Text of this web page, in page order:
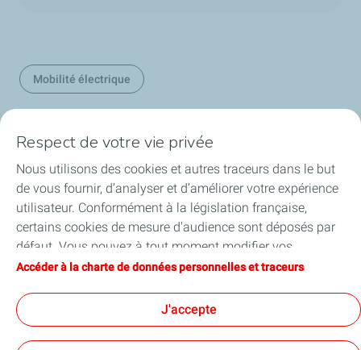
Mobilité électrique
Nos secteurs en Belgique
Nos produits en Belgique
Liens utiles
Nos sites en Belgique
Respect de votre vie privée
Nous utilisons des cookies et autres traceurs dans le but
de vous fournir, d’analyser et d’améliorer votre expérience
utilisateur. Conformément à la législation française,
certains cookies de mesure d'audience sont déposés par
défaut. Vous pouvez à tout moment modifier vos
paramètres de cookies en cliquant sur le bouton « Gérer
vous acceptez le dépôt de l’ensemble des cookies. Dans le
cas où vous cliquez sur « Je refuse », seuls les cookies
techniques nécessaires au bon fonctionnement du site
Accéder à la charte de données personnelles et traceurs
J'accepte